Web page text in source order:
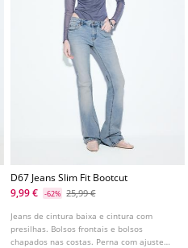
D67 Jeans Slim Fit Bootcut
9,99 €
-62% 25,99 €
Jeans de cintura baixa e cintura com
presilhas. Bolsos frontais e bolsos
chapados nas costas. Perna com ajuste